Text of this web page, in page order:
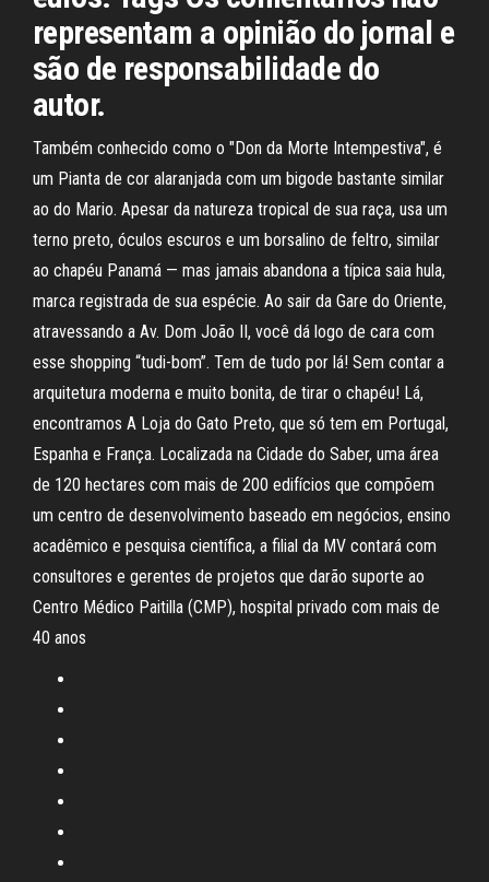
representam a opinião do jornal e
são de responsabilidade do
autor.
Também conhecido como o "Don da Morte Intempestiva", é
um Pianta de cor alaranjada com um bigode bastante similar
ao do Mario. Apesar da natureza tropical de sua raça, usa um
terno preto, óculos escuros e um borsalino de feltro, similar
ao chapéu Panamá — mas jamais abandona a típica saia hula,
marca registrada de sua espécie. Ao sair da Gare do Oriente,
atravessando a Av. Dom João II, você dá logo de cara com
esse shopping “tudi-bom”. Tem de tudo por lá! Sem contar a
arquitetura moderna e muito bonita, de tirar o chapéu! Lá,
encontramos A Loja do Gato Preto, que só tem em Portugal,
Espanha e França. Localizada na Cidade do Saber, uma área
de 120 hectares com mais de 200 edifícios que compõem
um centro de desenvolvimento baseado em negócios, ensino
acadêmico e pesquisa científica, a filial da MV contará com
consultores e gerentes de projetos que darão suporte ao
Centro Médico Paitilla (CMP), hospital privado com mais de
40 anos